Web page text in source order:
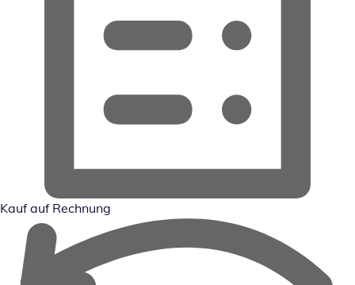
Kauf auf Rechnung